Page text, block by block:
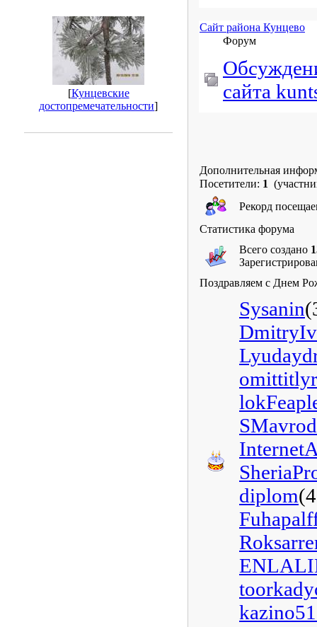
[Кунцевские
достопремечательности]
Сайт района Кунцево
Форум
сайта
Дополнительная
Посетители: 1
Рекорд
Статистика форума
Всего создано
Поздравляем с Днем
Sysanin
diplom